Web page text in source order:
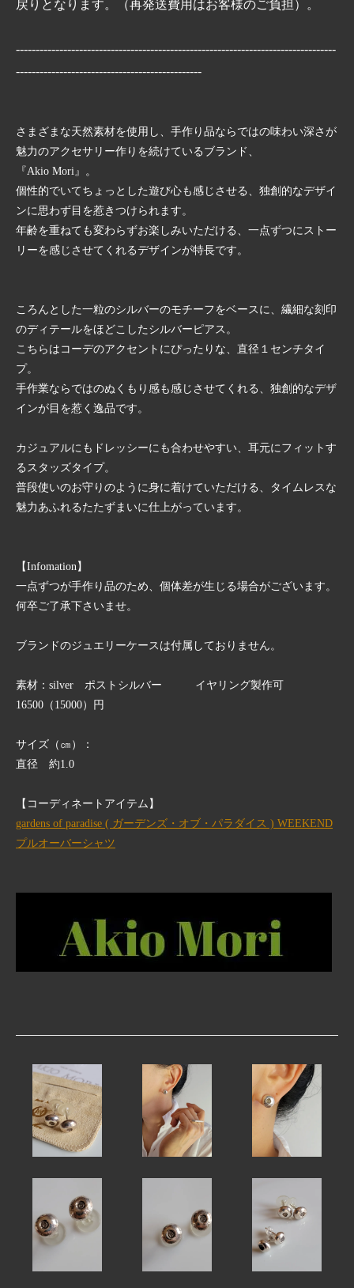
戻りとなります。（再発送費用はお客様のご負担）。
---------------------------------------------------------------------------------
-----------------------------------------------
さまざまな天然素材を使用し、手作り品ならではの味わい深さが
魅力のアクセサリー作りを続けているブランド、
『Akio Mori』。
個性的でいてちょっとした遊び心も感じさせる、独創的なデザイ
ンに思わず目を惹きつけられます。
年齢を重ねても変わらずお楽しみいただける、一点ずつにストー
リーを感じさせてくれるデザインが特長です。
ころんとした一粒のシルバーのモチーフをベースに、繊細な刻印
のディテールをほどこしたシルバーピアス。
こちらはコーデのアクセントにぴったりな、直径１センチタイ
プ。
手作業ならではのぬくもり感も感じさせてくれる、独創的なデザ
インが目を惹く逸品です。
カジュアルにもドレッシーにも合わせやすい、耳元にフィットす
るスタッズタイプ。
普段使いのお守りのように身に着けていただける、タイムレスな
魅力あふれるたたずまいに仕上がっています。
【Infomation】
一点ずつが手作り品のため、個体差が生じる場合がございます。
何卒ご了承下さいませ。
ブランドのジュエリーケースは付属しておりません。
素材：silver ポストシルバー イヤリング製作可
16500（15000）円
サイズ（㎝）：
直径 約1.0
【コーディネートアイテム】
gardens of paradise ( ガーデンズ・オブ・パラダイス ) WEEKEND
プルオーバーシャツ